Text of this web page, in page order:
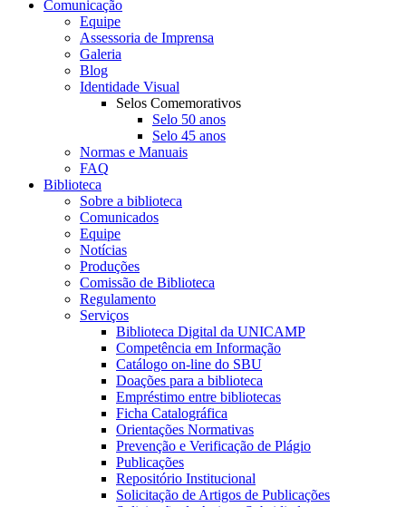
Comunicação
Equipe
Assessoria de Imprensa
Galeria
Blog
Identidade Visual
Selos Comemorativos
Selo 50 anos
Selo 45 anos
Normas e Manuais
FAQ
Biblioteca
Sobre a biblioteca
Comunicados
Equipe
Notícias
Produções
Comissão de Biblioteca
Regulamento
Serviços
Biblioteca Digital da UNICAMP
Competência em Informação
Catálogo on-line do SBU
Doações para a biblioteca
Empréstimo entre bibliotecas
Ficha Catalográfica
Orientações Normativas
Prevenção e Verificação de Plágio
Publicações
Repositório Institucional
Solicitação de Artigos de Publicações